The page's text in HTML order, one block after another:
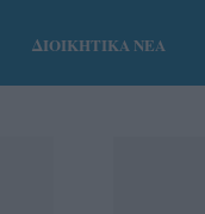
ΔΙΟΙΚΗΤΙΚΑ ΝΕΑ